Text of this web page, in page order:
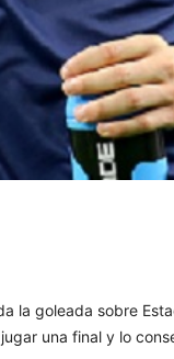
la goleada sobre
una final y lo